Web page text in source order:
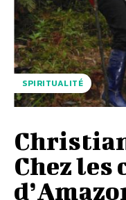
SPIRITUALITÉ
Chez les